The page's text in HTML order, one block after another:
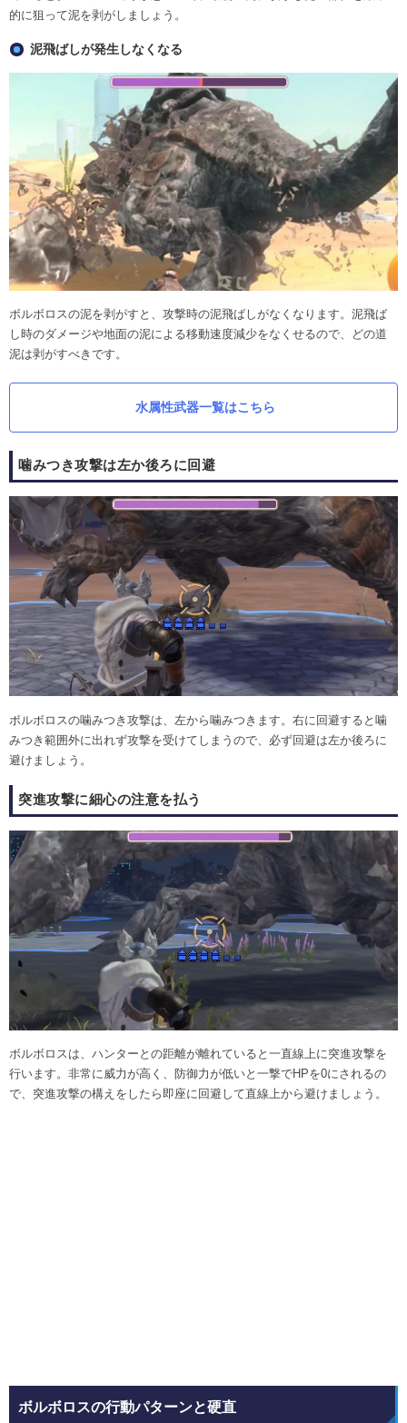
的に狙って泥を剥がしましょう。
泥飛ばしが発生しなくなる
ボルボロスの泥を剥がすと、攻撃時の泥飛ばしがなくなります。泥飛ば
し時のダメージや地面の泥による移動速度減少をなくせるので、どの道
泥は剥がすべきです。
水属性武器一覧はこちら
噛みつき攻撃は左か後ろに回避
ボルボロスの噛みつき攻撃は、左から噛みつきます。右に回避すると噛
みつき範囲外に出れず攻撃を受けてしまうので、必ず回避は左か後ろに
避けましょう。
突進攻撃に細心の注意を払う
ボルボロスは、ハンターとの距離が離れていると一直線上に突進攻撃を
行います。非常に威力が高く、防御力が低いと一撃でHPを0にされるの
で、突進攻撃の構えをしたら即座に回避して直線上から避けましょう。
ボルボロスの行動パターンと硬直